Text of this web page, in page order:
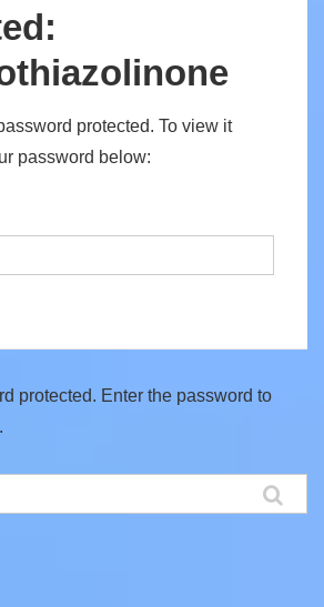
protected. To view it
password below:
protected. Enter the password to